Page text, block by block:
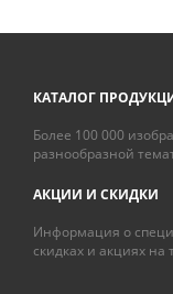
КАТАЛОГ
Более 100 000
разнообразной
АКЦИИ И СКИДКИ
Информация о
скидках и акциях на